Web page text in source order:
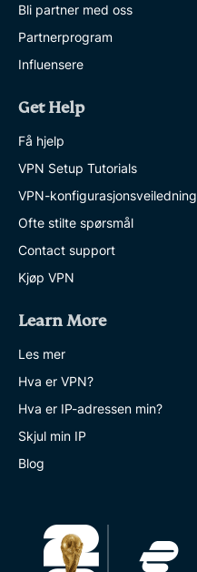
Bli partner med oss
Partnerprogram
Influensere
Get Help
Få hjelp
VPN Setup Tutorials
VPN-konfigurasjonsveiledning
Ofte stilte spørsmål
Contact support
Kjøp VPN
Learn More
Les mer
Hva er VPN?
Hva er IP-adressen min?
Skjul min IP
Blog